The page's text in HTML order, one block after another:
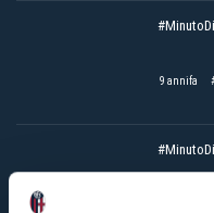
9 annifa